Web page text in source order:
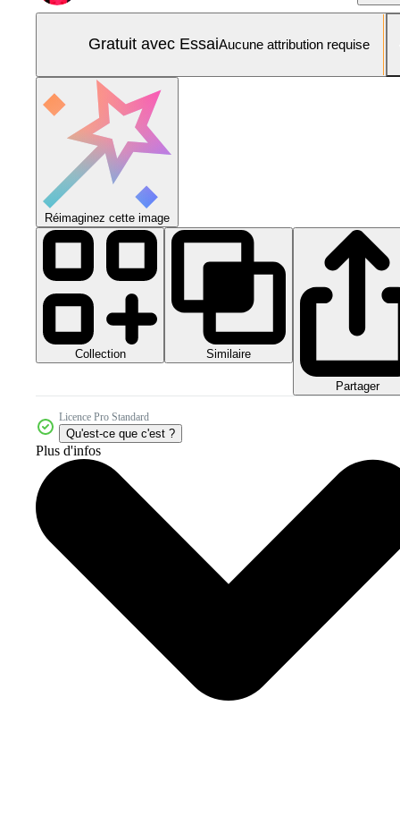
Gratuit avec EssaiAucune attribution requise
Réimaginez cette image
Collection Similaire
Partager
Licence Pro Standard
Qu'est-ce que c'est ?
Plus d'infos